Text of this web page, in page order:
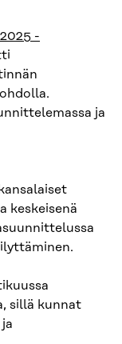
-
ja
keskeisenä
sillä kunnat